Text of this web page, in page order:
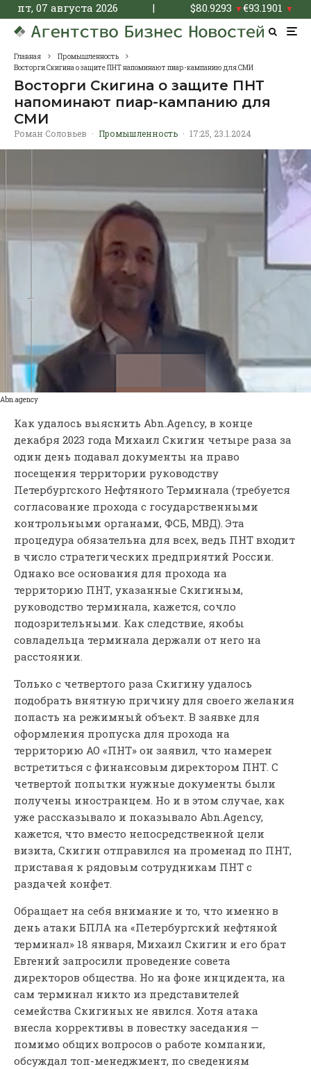
пт, 07 августа 2026 | $80.9293 ▼€93.1901 ▼
Главная
Промышленность
Восторги Скигина о защите ПНТ напоминают пиар-кампанию для СМИ
Восторги Скигина о защите ПНТ
напоминают пиар-кампанию для
СМИ
Роман Соловьев · Промышленность · 17:25, 23.1.2024
Abn.agency
Как удалось выяснить Abn.Agency, в конце
декабря 2023 года Михаил Скигин четыре раза за
один день подавал документы на право
посещения территории руководству
Петербургского Нефтяного Терминала (требуется
согласование прохода с государственными
контрольными органами, ФСБ, МВД). Эта
процедура обязательна для всех, ведь ПНТ входит
в число стратегических предприятий России.
Однако все основания для прохода на
территорию ПНТ, указанные Скигиным,
руководство терминала, кажется, сочло
подозрительными. Как следствие, якобы
совладельца терминала держали от него на
расстоянии.
Только с четвертого раза Скигину удалось
подобрать внятную причину для своего желания
попасть на режимный объект. В заявке для
оформления пропуска для прохода на
территорию АО «ПНТ» он заявил, что намерен
встретиться с финансовым директором ПНТ. С
четвертой попытки нужные документы были
получены иностранцем. Но и в этом случае, как
уже рассказывало и показывало Abn.Agency,
кажется, что вместо непосредственной цели
визита, Скигин отправился на променад по ПНТ,
приставая к рядовым сотрудникам ПНТ с
раздачей конфет.
Обращает на себя внимание и то, что именно в
день атаки БПЛА на «Петербургский нефтяной
терминал» 18 января, Михаил Скигин и его брат
Евгений запросили проведение совета
директоров общества. Но на фоне инцидента, на
сам терминал никто из представителей
семейства Скигиных не явился. Хотя атака
внесла коррективы в повестку заседания —
помимо общих вопросов о работе компании,
обсуждал топ-менеджмент, по сведениям